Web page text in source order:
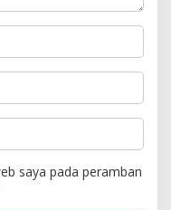
saya pada peramban